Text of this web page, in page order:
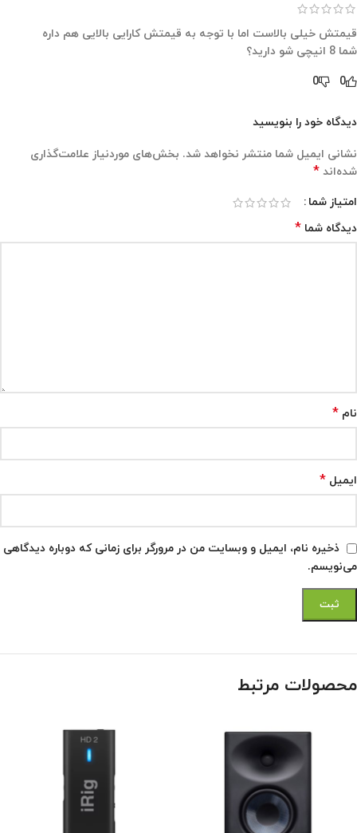
قیمتش خیلی بالاست اما با توجه به قیمتش کارایی بالایی هم داره
شما 8 انیچی شو دارید؟
0
0
دیدگاه خود را بنویسید
نشانی ایمیل شما منتشر نخواهد شد. بخش‌های موردنیاز علامت‌گذاری
شده‌اند *
امتیاز شما
دیدگاه شما *
نام *
ایمیل *
ذخیره نام، ایمیل و وبسایت من در مرورگر برای زمانی که دوباره دیدگاهی
می‌نویسم.
محصولات مرتبط